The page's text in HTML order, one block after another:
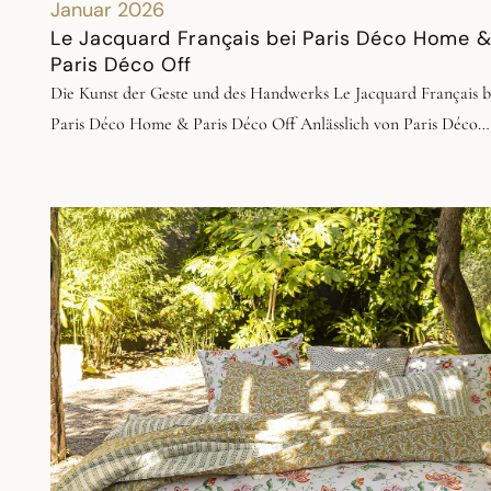
Januar 2026
Le Jacquard Français bei Paris Déco Home &
Paris Déco Off
Die Kunst der Geste und des Handwerks Le Jacquard Français bei
Paris Déco Home & Paris Déco Off Anlässlich von Paris Déco
künstlerischen Installationen, die den Dialog zwischen
zeitgenössischer Kreation und textilem Handwerk feiern. Ein
überdimensionaler Sessel als Hommage an das Handwerk Als
Herzstück eines von Paris Déco Off konzipierten Textilparcours
präsentierte sich ein überdimensionaler Sessel, bezogen mit
unserem Stoff Promenade Impériale, als echtes Manifestobjekt.
Gefertigt von der Maison Collinet Sièges et Mobilier, ebenfalls
dem Label Entreprise du Patrimoine Vivant ausgezeichnet,
erforderte dieses außergewöhnliche Möbelstück mehr als 100